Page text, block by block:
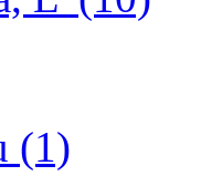
(1)